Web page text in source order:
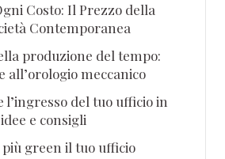
Costo: Il Prezzo della
Contemporanea
produzione del tempo:
all’orologio meccanico
l’ingresso del tuo ufficio in
e consigli
green il tuo ufficio